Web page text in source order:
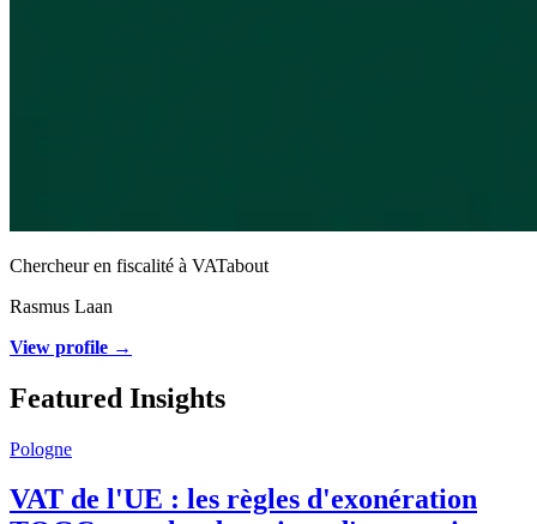
Chercheur en fiscalité à VATabout
Rasmus Laan
View profile →
Featured Insights
Pologne
VAT de l'UE : les règles d'exonération